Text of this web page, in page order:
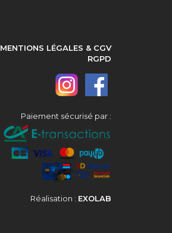
MENTIONS LÉGALES & CGV
RGPD
Paiement sécurisé par :
Réalisation : EXOLAB